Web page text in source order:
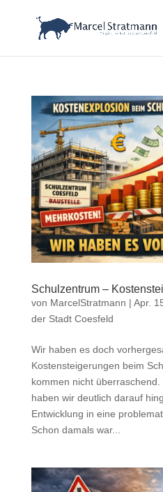
Schulzentrum –
von MarcelStratmann | Apr.
der Stadt Coesfeld
Wir haben es doch
Kostensteigerungen beim
kommen nicht
haben wir deutlich darauf
Entwicklung in eine
Schon damals war...